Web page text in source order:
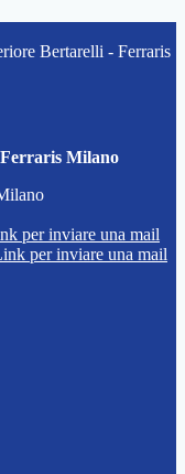
Bertarelli - Ferraris
Milano
per inviare una mail
per inviare una mail